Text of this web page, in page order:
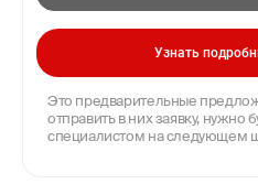
Узнать
Это предварительные
отправить в них заявку, нужно
специалистом на следующем